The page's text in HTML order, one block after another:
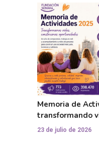
Memoria de
transformando
23 de julio de 2026